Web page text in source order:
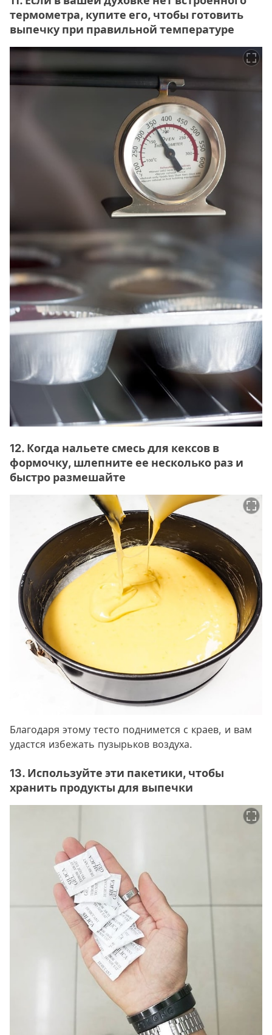
термометра, купите его, чтобы готовить
выпечку при правильной температуре
12. Когда нальете смесь для кексов в
формочку, шлепните ее несколько раз и
быстро размешайте
Благодаря этому тесто поднимется с краев, и вам
удастся избежать пузырьков воздуха.
13. Используйте эти пакетики, чтобы
хранить продукты для выпечки